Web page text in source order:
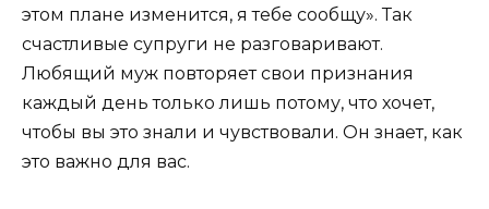
этом плане изменится, я тебе сообщу». Так
счастливые супруги не разговаривают.
Любящий муж повторяет свои признания
каждый день только лишь потому, что хочет,
чтобы вы это знали и чувствовали. Он знает, как
это важно для вас.